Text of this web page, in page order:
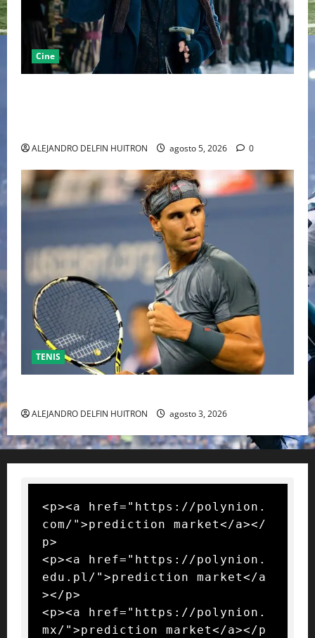
Cine
ALEJANDRO DELFIN HUITRON agosto 5, 2026 0
TENIS
ALEJANDRO DELFIN HUITRON agosto 3, 2026
<p><a href="https://polynion.
com/">prediction market</a></
p>
<p><a href="https://polynion.
edu.pl/">prediction market</a
></p>
<p><a href="https://polynion.
mx/">prediction market</a></p